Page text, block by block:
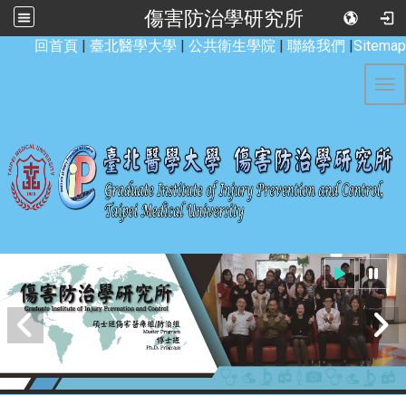
傷害防治學研究所
回首頁 | 臺北醫學大學 | 公共衛生學院 | 聯絡我們 |Sitemap